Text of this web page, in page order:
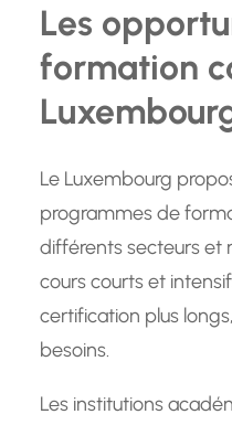
Les
formation
Le Luxembourg
programmes de
différents secteurs et
cours courts et
certification plus
besoins.
Les institutions